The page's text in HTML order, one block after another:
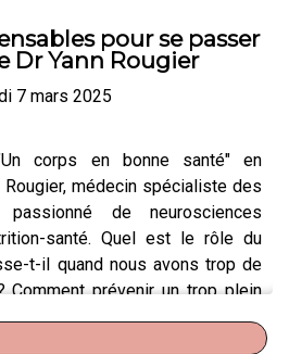
pour se passer
Dr Yann Rougier
7 mars 2025
"Un corps en bonne santé" en
Rougier, médecin spécialiste des
de neurosciences
santé. Quel est le rôle du
t-il quand nous avons trop de
prévenir un trop plein
deuxième épisode, Anne
Rougier explorent